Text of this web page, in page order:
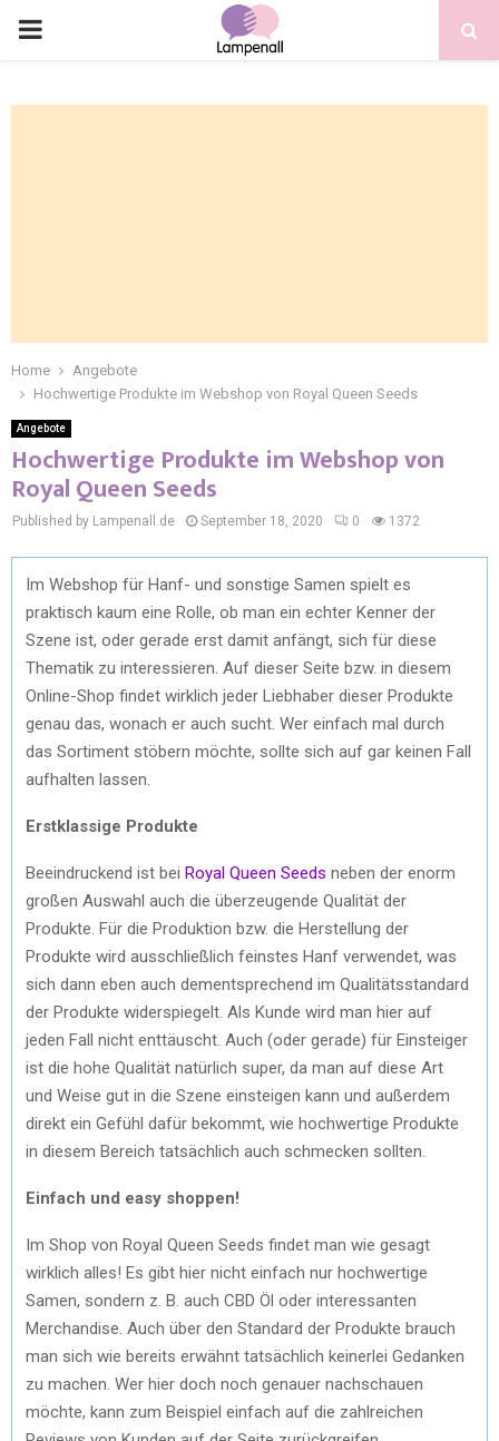
Home
Angebote
Hochwertige Produkte im Webshop von Royal Queen Seeds
Angebote
Hochwertige Produkte im Webshop von
Royal Queen Seeds
Published by Lampenall.de September 18, 2020 0 1372
Im Webshop für Hanf- und sonstige Samen spielt es
praktisch kaum eine Rolle, ob man ein echter Kenner der
Szene ist, oder gerade erst damit anfängt, sich für diese
Thematik zu interessieren. Auf dieser Seite bzw. in diesem
Online-Shop findet wirklich jeder Liebhaber dieser Produkte
genau das, wonach er auch sucht. Wer einfach mal durch
das Sortiment stöbern möchte, sollte sich auf gar keinen Fall
aufhalten lassen.
Erstklassige Produkte
Beeindruckend ist bei Royal Queen Seeds neben der enorm
großen Auswahl auch die überzeugende Qualität der
Produkte. Für die Produktion bzw. die Herstellung der
Produkte wird ausschließlich feinstes Hanf verwendet, was
sich dann eben auch dementsprechend im Qualitätsstandard
der Produkte widerspiegelt. Als Kunde wird man hier auf
jeden Fall nicht enttäuscht. Auch (oder gerade) für Einsteiger
ist die hohe Qualität natürlich super, da man auf diese Art
und Weise gut in die Szene einsteigen kann und außerdem
direkt ein Gefühl dafür bekommt, wie hochwertige Produkte
in diesem Bereich tatsächlich auch schmecken sollten.
Einfach und easy shoppen!
Im Shop von Royal Queen Seeds findet man wie gesagt
wirklich alles! Es gibt hier nicht einfach nur hochwertige
Samen, sondern z. B. auch CBD Öl oder interessanten
Merchandise. Auch über den Standard der Produkte brauch
man sich wie bereits erwähnt tatsächlich keinerlei Gedanken
zu machen. Wer hier doch noch genauer nachschauen
möchte, kann zum Beispiel einfach auf die zahlreichen